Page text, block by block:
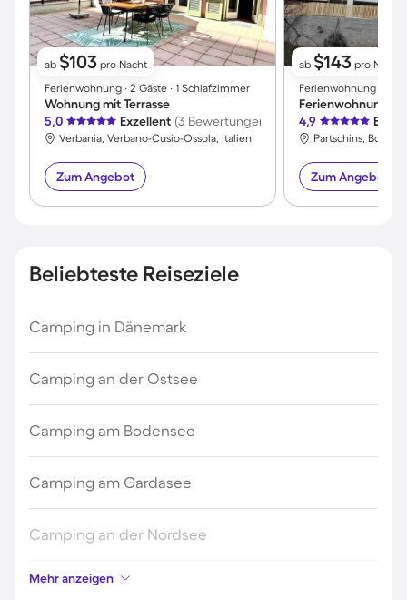
ab $103 pro Nacht
Ferienwohnung ∙ 2 Gäste ∙ 1 Schlafzimmer
Wohnung mit Terrasse
5,0
Exzellent (3 Bewertungen)
Verbania, Verbano-Cusio-Ossola, Italien
Zum Angebot
ab $143 pro Nacht
Ferienwohnung ∙ 5
Ferienwohnung |
4,9
Partschins, Bozen,
Zum Angebot
Beliebteste Reiseziele
Camping in Dänemark
Camping an der Ostsee
Camping am Bodensee
Camping am Gardasee
Camping an der Nordsee
Camping in Kroatien
Mehr anzeigen